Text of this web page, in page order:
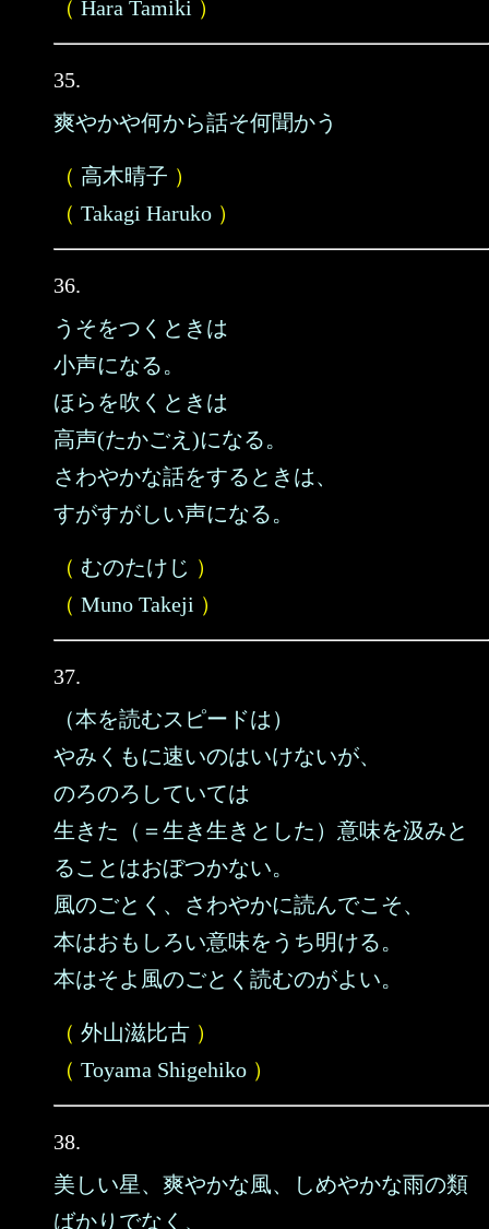
（ Hara Tamiki ）
35.
爽やかや何から話そ何聞かう
（ 高木晴子 ）
（ Takagi Haruko ）
36.
うそをつくときは
小声になる。
ほらを吹くときは
高声(たかごえ)になる。
さわやかな話をするときは、
すがすがしい声になる。
（ むのたけじ ）
（ Muno Takeji ）
37.
（本を読むスピードは）
やみくもに速いのはいけないが、
のろのろしていては
生きた（＝生き生きとした）意味を汲みと
ることはおぼつかない。
風のごとく、さわやかに読んでこそ、
本はおもしろい意味をうち明ける。
本はそよ風のごとく読むのがよい。
（ 外山滋比古 ）
（ Toyama Shigehiko ）
38.
美しい星、爽やかな風、しめやかな雨の類
ばかりでなく、